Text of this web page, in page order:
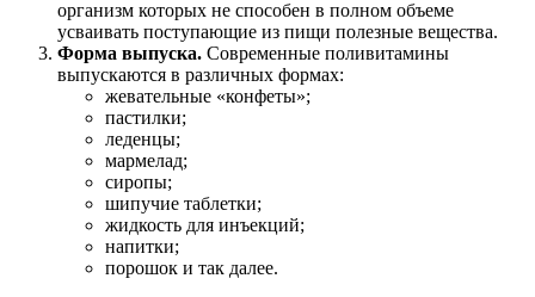
организм которых не способен в полном объеме
усваивать поступающие из пищи полезные вещества.
Форма выпуска. Современные поливитамины
выпускаются в различных формах:
жевательные «конфеты»;
пастилки;
леденцы;
мармелад;
сиропы;
шипучие таблетки;
жидкость для инъекций;
напитки;
порошок и так далее.